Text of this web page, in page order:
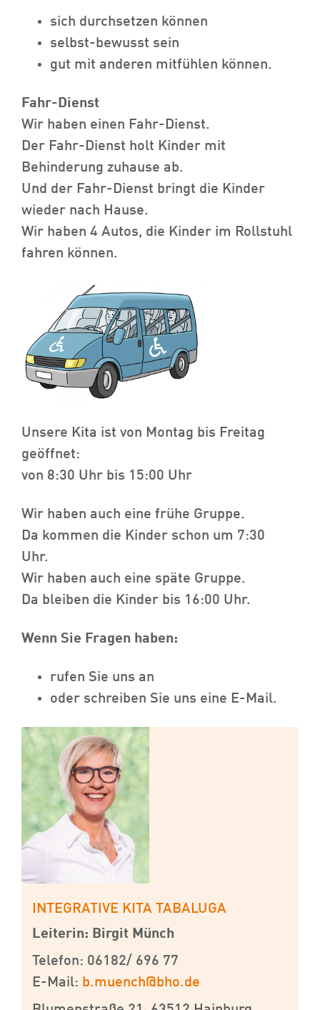
sich durchsetzen können
selbst-bewusst sein
gut mit anderen mitfühlen können.
Fahr-Dienst
Wir haben einen Fahr-Dienst.
Der Fahr-Dienst holt Kinder mit
Behinderung zuhause ab.
Und der Fahr-Dienst bringt die Kinder
wieder nach Hause.
Wir haben 4 Autos, die Kinder im Rollstuhl
fahren können.
Unsere Kita ist von Montag bis Freitag
geöffnet:
von 8:30 Uhr bis 15:00 Uhr
Wir haben auch eine frühe Gruppe.
Da kommen die Kinder schon um 7:30
Uhr.
Wir haben auch eine späte Gruppe.
Da bleiben die Kinder bis 16:00 Uhr.
Wenn Sie Fragen haben:
rufen Sie uns an
oder schreiben Sie uns eine E-Mail.
INTEGRATIVE KITA TABALUGA
Leiterin: Birgit Münch
Telefon: 06182/ 696 77
E-Mail: b.muench@bho.de